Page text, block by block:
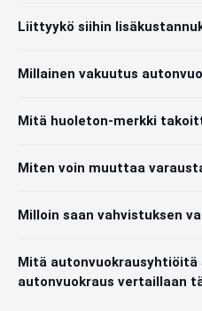
Liittyykö siihin
Millainen vakuutus
Mitä huoleton-merkki
Miten voin muuttaa
Milloin saan vahvistuksen
Mitä autonvuokrausyhtiöitä
autonvuokraus vertaillaan